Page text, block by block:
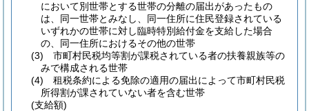
において別世帯とする世帯の分離の届出があったもの
は、同一世帯とみなし、同一住所に住民登録されている
いずれかの世帯に対し臨時特別給付金を支給した場合
の、同一住所におけるその他の世帯
(3)
市町村民税均等割が課税されている者の扶養親族等の
みで構成される世帯
(4)
租税条約による免除の適用の届出によって市町村民税
所得割が課されていない者を含む世帯
(支給額)